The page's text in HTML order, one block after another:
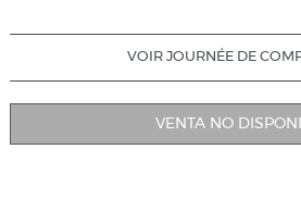
VOIR JOURNÉE DE
VENTA NO